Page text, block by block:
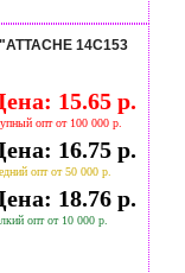
14С153
15.65 р.
опт от 100 000 р.
16.75 р.
опт от 50 000 р.
18.76 р.
опт от 10 000 р.